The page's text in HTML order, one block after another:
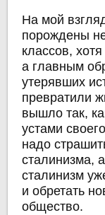
На мой
порождены
классов,
а главным
утерявших
превратили
вышло так,
устами
надо
сталинизма,
сталинизм
и обретать
общество.